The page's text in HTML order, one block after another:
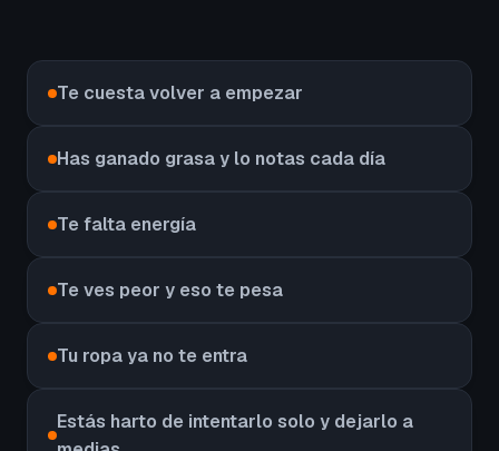
Te cuesta volver a empezar
Has ganado grasa y lo notas cada día
Te falta energía
Te ves peor y eso te pesa
Tu ropa ya no te entra
Estás harto de intentarlo solo y dejarlo a